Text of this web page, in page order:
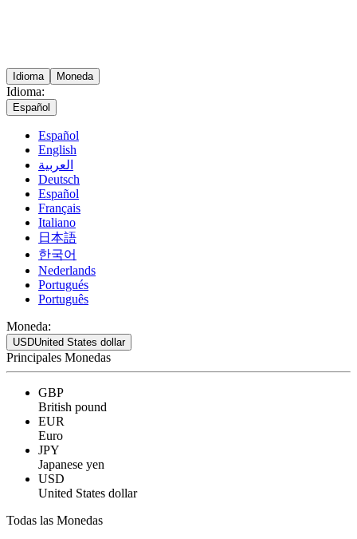
Idioma Moneda
Idioma:
Español
Español
English
العربية
Deutsch
Español
Français
Italiano
日本語
한국어
Nederlands
Portugués
Português
Moneda:
USDUnited States dollar
Principales Monedas
GBP
British pound
EUR
Euro
JPY
Japanese yen
USD
United States dollar
Todas las Monedas